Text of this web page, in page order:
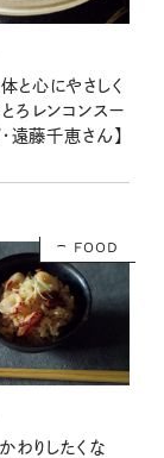
と心にやさしく
ろレンコンスー
・遠藤千恵さん】
FOOD
わりしたくな